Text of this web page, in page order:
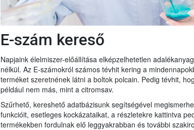
E-szám kereső
Napjaink élelmiszer-előállítása elképzelhetetlen
nélkül. Az E-számokról számos tévhit kering a
terméket szeretnének látni a boltok polcain. Pedig tévhit,
például nem más, mint a citromsav.
Szűrhető, kereshető adatbázisunk segítségével
funkcióit, esetleges kockázataikat, a részletekre kattintva
termékekben fordulnak elő leggyakrabban és további